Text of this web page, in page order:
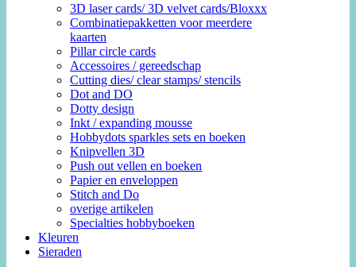
3D laser cards/ 3D velvet cards/Bloxxx
Combinatiepakketten voor meerdere
kaarten
Pillar circle cards
Accessoires / gereedschap
Cutting dies/ clear stamps/ stencils
Dot and DO
Dotty design
Inkt / expanding mousse
Hobbydots sparkles sets en boeken
Knipvellen 3D
Push out vellen en boeken
Papier en enveloppen
Stitch and Do
overige artikelen
Specialties hobbyboeken
Kleuren
Sieraden